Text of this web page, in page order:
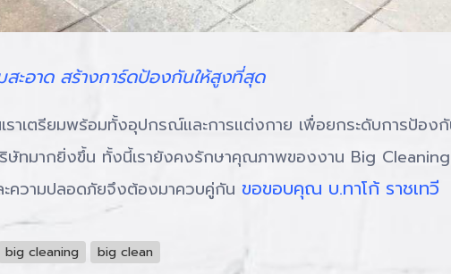
ะอาด สร้างการ์ดป้องกันให้สูงที่สุด
รียมพร้อมทั้งอุปกรณ์และการแต่งกาย เพื่อยกระดับการป้องกัน
ริษัทมากยิ่งขึ้น ทั้งนี้เรายังคงรักษาคุณภาพของงาน Big
ความปลอดภัยจึงต้องมาควบคู่กัน ขอขอบคุณ บ.ทาโก้ ราชเทวี
big cleaning big clean